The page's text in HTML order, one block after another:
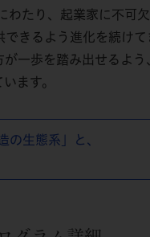
わたり、起業家に不可欠
できるよう進化を続けて
が一歩を踏み出せるよう
ます。
の生態系」と、